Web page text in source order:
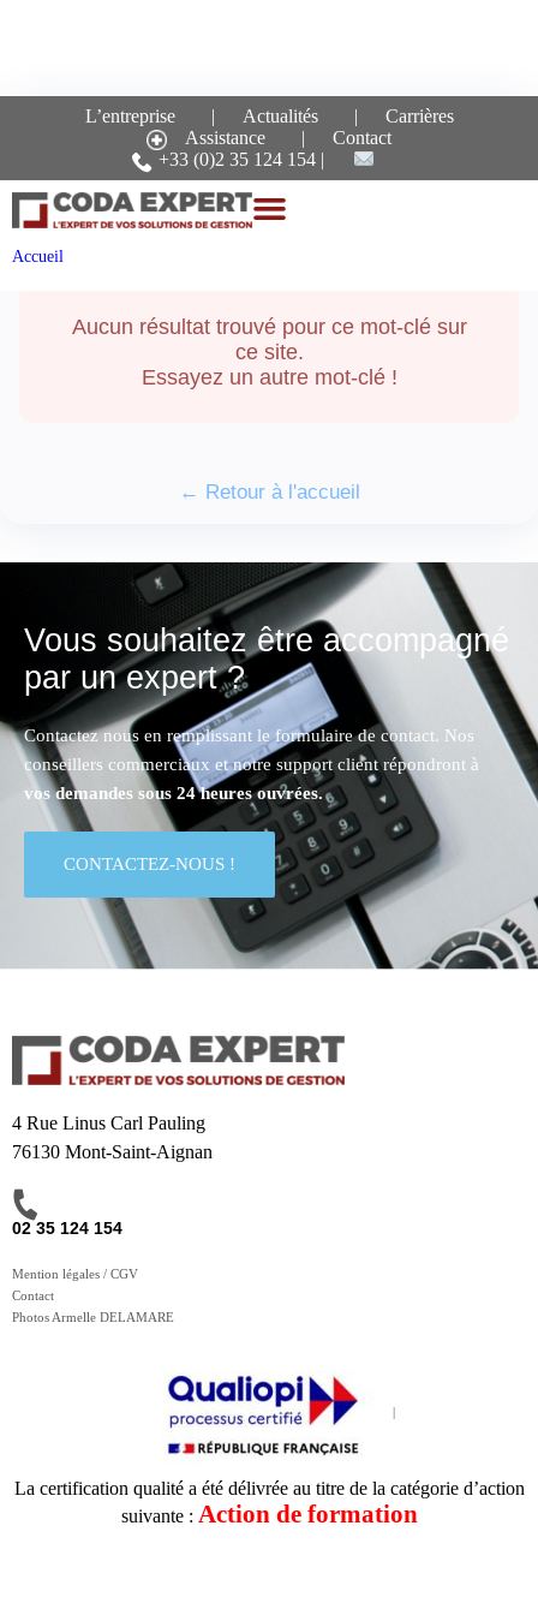
L’entreprise Actualités
Carrières
Assistance
Contact
+33 (0)2 35 124 154
Accueil
Recherche pour le mot-
clé : essentiel
Aucun résultat trouvé pour ce mot-clé sur
ce site.
Essayez un autre mot-clé !
← Retour à l'accueil
Vous souhaitez être accompagné
par un expert ?
Contactez nous en remplissant le formulaire de contact. Nos
conseillers commerciaux et notre support client répondront à
vos demandes sous 24 heures ouvrées.
CONTACTEZ-NOUS !
4 Rue Linus Carl Pauling
76130 Mont-Saint-Aignan
02 35 124 154
Mention légales / CGV
Contact
Photos Armelle DELAMARE
La certification qualité a été délivrée au titre de la catégorie d’action
suivante : Action de formation